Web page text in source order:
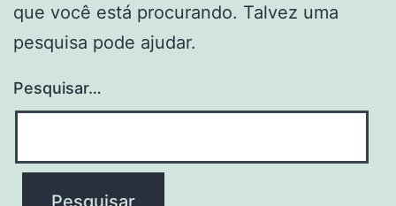
que você está procurando. Talvez uma
pesquisa pode ajudar.
Pesquisar…